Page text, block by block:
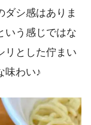
ダシ感はありま
いう感じではな
リとした佇まい
味わい♪